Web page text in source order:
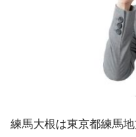
練馬大根は東京都練馬